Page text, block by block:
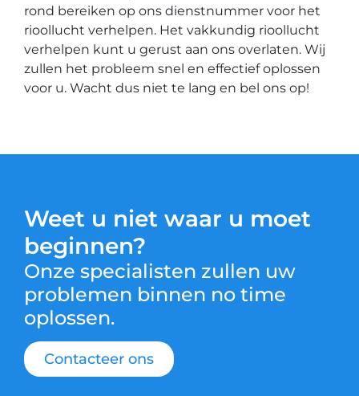
rond bereiken op ons dienstnummer voor het
rioollucht verhelpen. Het vakkundig rioollucht
verhelpen kunt u gerust aan ons overlaten. Wij
zullen het probleem snel en effectief oplossen
voor u. Wacht dus niet te lang en bel ons op!
Weet u niet waar u moet
beginnen?
Onze specialisten zullen uw
problemen binnen no time
oplossen.
Contacteer ons